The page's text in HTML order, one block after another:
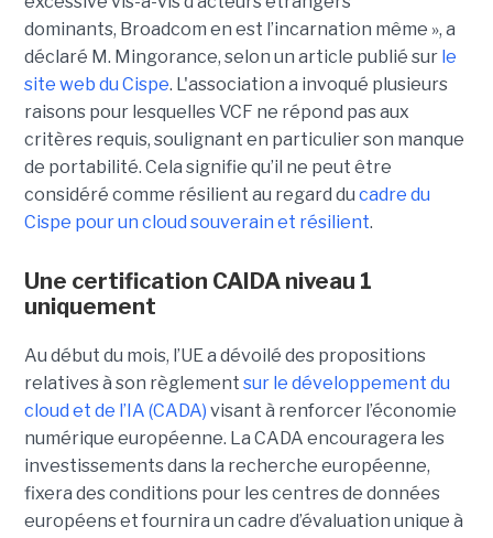
dominants, Broadcom en est l’incarnation même », a
déclaré M. Mingorance, selon un article publié sur le
site web du Cispe. L'association a invoqué plusieurs
raisons pour lesquelles VCF ne répond pas aux
critères requis, soulignant en particulier son manque
de portabilité. Cela signifie qu’il ne peut être
considéré comme résilient au regard du cadre du
Cispe pour un cloud souverain et résilient.
Une certification CAIDA niveau 1
uniquement
Au début du mois, l’UE a dévoilé des propositions
relatives à son règlement sur le développement du
cloud et de l’IA (CADA) visant à renforcer l’économie
numérique européenne. La CADA encouragera les
investissements dans la recherche européenne,
fixera des conditions pour les centres de données
européens et fournira un cadre d’évaluation unique à